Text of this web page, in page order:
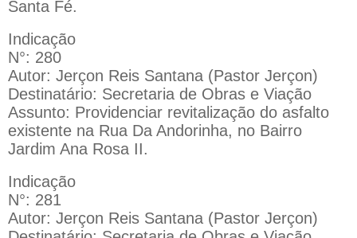
Santa Fé.
Indicação
N°: 280
Autor: Jerçon Reis Santana (Pastor Jerçon)
Destinatário: Secretaria de Obras e Viação
Assunto: Providenciar revitalização do asfalto
existente na Rua Da Andorinha, no Bairro
Jardim Ana Rosa II.
Indicação
N°: 281
Autor: Jerçon Reis Santana (Pastor Jerçon)